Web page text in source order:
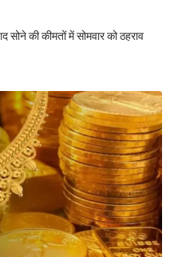
सोने की कीमतों में सोमवार को ठहराव